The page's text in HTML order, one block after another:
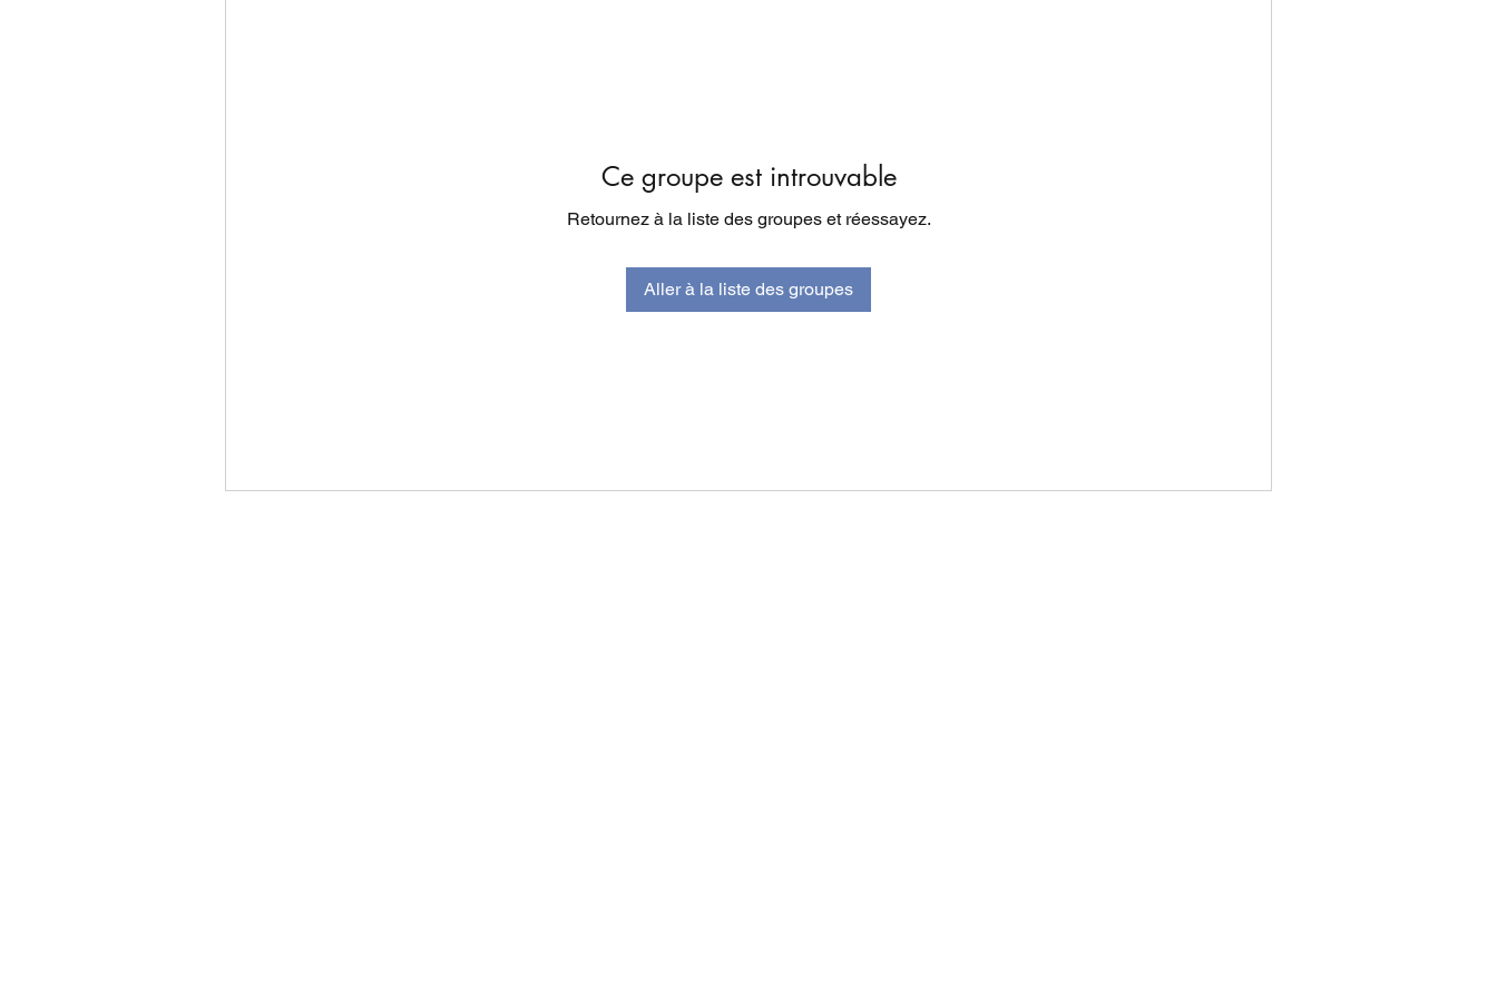
Ce groupe est introuvable
Retournez à la liste des groupes et réessayez.
Aller à la liste des groupes